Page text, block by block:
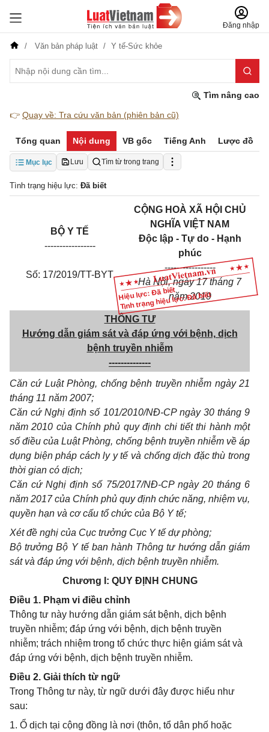
Đăng nhập
Văn bản pháp luật Y tế-Sức khỏe
Tìm nâng cao
👉 Quay về: Tra cứu văn bản (phiên bản cũ)
Tổng quan Nội dung VB gốc Tiếng Anh Lược đồ
Mục lục Lưu Tìm từ trong trang
Tình trạng hiệu lực: Đã biết
Hiệu lực: Đã biết
Tình trạng hiệu lực: Đã biết
BỘ Y TẾ
-----------------
Số: 17/2019/TT-BYT
CỘNG HOÀ XÃ HỘI CHỦ
NGHĨA VIỆT NAM
Độc lập - Tự do - Hạnh
phúc
-----------------
Hà Nội, ngày 17 tháng 7
năm 2019
THÔNG TƯ
Hướng dẫn giám sát và đáp ứng với bệnh, dịch
bệnh truyền nhiễm
--------------
Căn cứ Luật Phòng, chống bệnh truyền nhiễm ngày 21
tháng 11 năm 2007;
Căn cứ Nghị định số 101/2010/NĐ-CP ngày 30 tháng 9
năm 2010 của Chính phủ quy định chi tiết thi hành một
số điều của Luật Phòng, chống bệnh truyền nhiễm về áp
dụng biện pháp cách ly y tế và chống dịch đặc thù trong
thời gian có dịch;
Căn cứ Nghị định số 75/2017/NĐ-CP ngày 20 tháng 6
năm 2017 của Chính phủ quy định chức năng, nhiệm vụ,
quyền hạn và cơ cấu tổ chức của Bộ Y tế;
Xét đề nghị của Cục trưởng Cục Y tế dự phòng;
Bộ trưởng Bộ Y tế ban hành Thông tư hướng dẫn giám
sát và đáp ứng với bệnh, dịch bệnh truyền nhiễm.
Chương I: QUY ĐỊNH CHUNG
Điều 1. Phạm vi điều chỉnh
Thông tư này hướng dẫn giám sát bệnh, dịch bệnh
truyền nhiễm; đáp ứng với bệnh, dịch bệnh truyền
nhiễm; trách nhiệm trong tổ chức thực hiện giám sát và
đáp ứng với bệnh, dịch bệnh truyền nhiễm.
Điều 2. Giải thích từ ngữ
Trong Thông tư này, từ ngữ dưới đây được hiểu như
sau:
1. Ổ dịch tại cộng đồng là nơi (thôn, tổ dân phố hoặc